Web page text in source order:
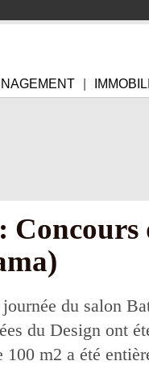
du salon
du Design ont
m2 a été